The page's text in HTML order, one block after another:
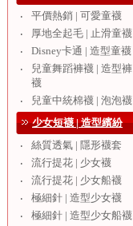
‧
平價熱銷 | 可愛童襪
‧
厚地全起毛 | 止滑童襪
‧
Disney卡通 | 造型童襪
‧
兒童舞蹈褲襪 | 造型褲
襪
‧
兒童中統棉襪 | 泡泡襪
少女短襪 | 造型繽紛
‧
絲質透氣 | 隱形襪套
‧
流行提花 | 少女襪
‧
流行提花 | 少女船襪
‧
極細針 | 造型少女襪
‧
極細針 | 造型少女船襪